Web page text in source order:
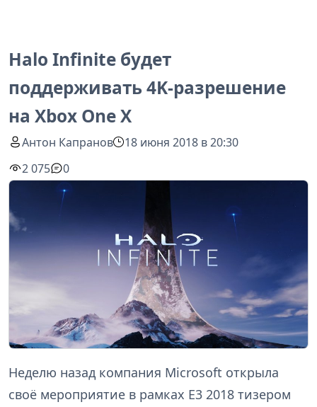
Halo Infinite будет
поддерживать 4K-разрешение
на Xbox One X
Антон Капранов
18 июня 2018 в 20:30
2 075
0
Неделю назад компания Microsoft открыла
своё мероприятие в рамках E3 2018 тизером